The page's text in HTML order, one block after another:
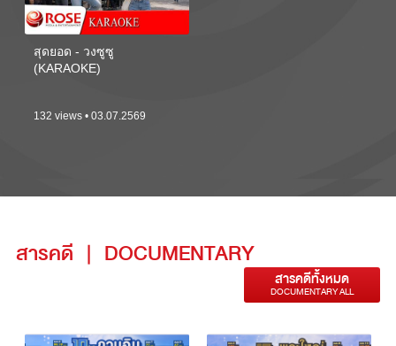
สุดยอด - วงซูซู
(KARAOKE)
132 views • 03.07.2569
สารคดี | DOCUMENTARY
สารคดีทั้งหมด
DOCUMENTARY ALL